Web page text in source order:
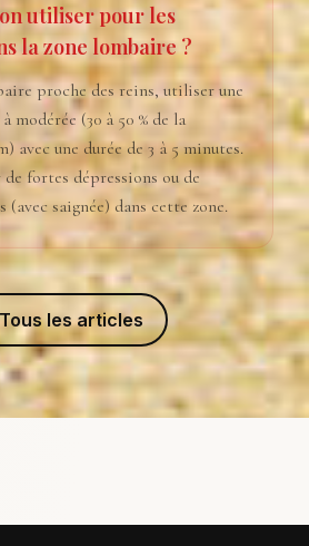
utiliser pour les
la zone lombaire ?
proche des reins, utiliser une
modérée (30 à 50 % de la
avec une durée de 3 à 5 minutes.
fortes dépressions ou de
(avec saignée) dans cette zone.
les articles